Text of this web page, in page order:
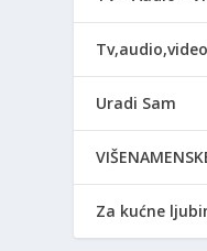
Tv,audio,video
Uradi Sam
Za kućne